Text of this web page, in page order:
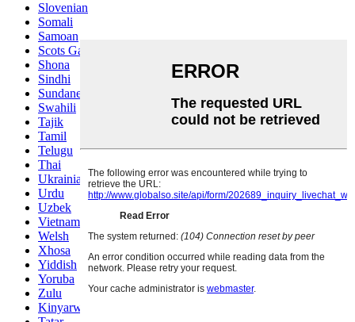
Slovenian
Somali
Samoan
Scots Gaelic
Shona
Sindhi
Sundanese
Swahili
Tajik
Tamil
Telugu
Thai
Ukrainian
Urdu
Uzbek
Vietnamese
Welsh
Xhosa
Yiddish
Yoruba
Zulu
Kinyarwanda